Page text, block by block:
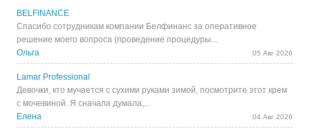
BELFINANCE
Спасибо сотрудникам компании Белфинанс за оперативное
решение моего вопроса (проведение процедуры...
Ольга
05 Авг 2026
Lamar Professional
Девочки, кто мучается с сухими руками зимой, посмотрите этот крем
с мочевиной. Я сначала думала,...
Елена
04 Авг 2026